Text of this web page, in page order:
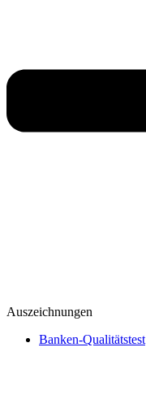
Auszeichnungen
Banken-Qualitätstest